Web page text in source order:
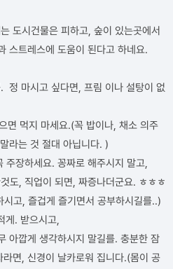
도시건물은 피하고, 숲이 있는곳에서
스트레스에 도움이 된다고 하네요.
정 마시고 싶다면, 프림 이나 설탕이 없
면 먹지 마세요.(꼭 밥이나, 채소 의주
라는 것 절대 아닙니다. )
주장하세요. 꽁짜로 해주시지 말고,
도, 직업이 되면, 짜증나더군요. ㅎㅎㅎ
시고, 즐겁게 즐기면서 공부하시길를..)
게. 받으시고,
아깝게 생각하시지 말길를. 충분한 잠
면, 신경이 날카로워 집니다.(몸이 공